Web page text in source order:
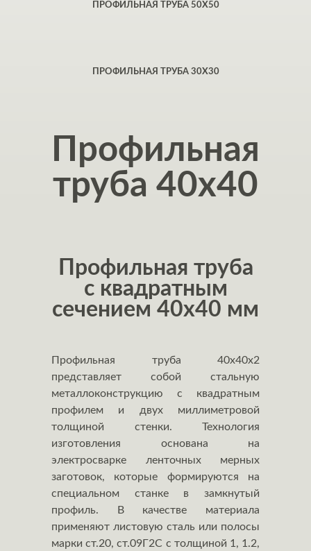
ПРОФИЛЬНАЯ ТРУБА 50Х50
ПРОФИЛЬНАЯ ТРУБА 30Х30
Профильная
труба 40x40
Профильная труба
с квадратным
сечением 40x40 мм
Профильная труба 40х40х2
представляет собой стальную
металлоконструкцию с квадратным
профилем и двух миллиметровой
толщиной стенки. Технология
изготовления основана на
электросварке ленточных мерных
заготовок, которые формируются на
специальном станке в замкнутый
профиль. В качестве материала
применяют листовую сталь или полосы
марки ст.20, ст.09Г2С с толщиной 1, 1.2,